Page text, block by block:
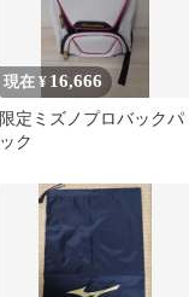
現在 ¥ 16,666
限定ミズノプロバックパ
ック